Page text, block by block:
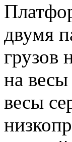
двумя
грузов
на
весы